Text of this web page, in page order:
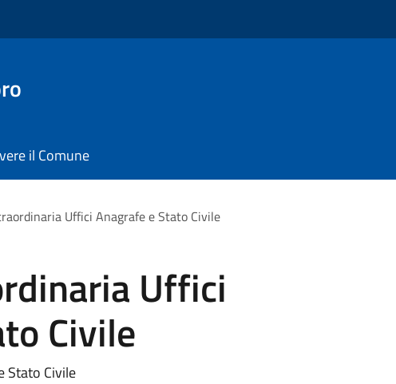
il Comune
Uffici Anagrafe e Stato Civile
Uffici
Civile
Stato Civile